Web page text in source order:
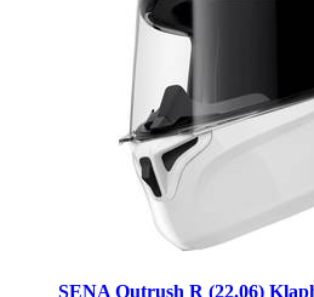
SENA Outrush R (22.06)